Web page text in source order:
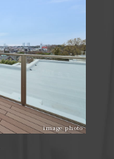
image photo